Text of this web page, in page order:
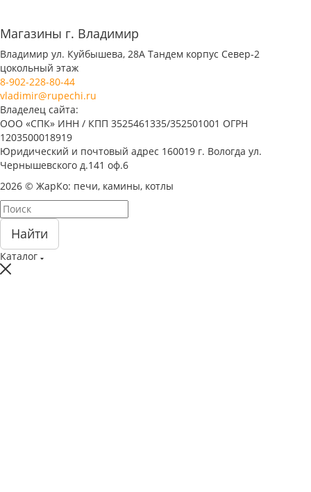
Магазины г. Владимир
Владимир ул. Куйбышева, 28А Тандем корпус Север-2
цокольный этаж
8-902-228-80-44
vladimir@rupechi.ru
Владелец сайта:
ООО «СПК» ИНН / КПП 3525461335/352501001 ОГРН
1203500018919
Юридический и почтовый адрес 160019 г. Вологда ул.
Чернышевского д.141 оф.6
2026 © ЖарКо: печи, камины, котлы
Найти
Каталог